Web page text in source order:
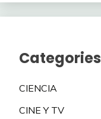
Categories
CIENCIA
CINE Y TV